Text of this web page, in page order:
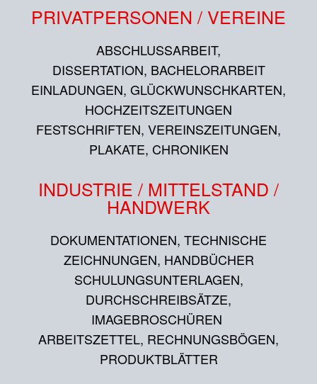
PRIVATPERSONEN / VEREINE
ABSCHLUSSARBEIT,
DISSERTATION, BACHELORARBEIT
EINLADUNGEN, GLÜCKWUNSCHKARTEN,
HOCHZEITSZEITUNGEN
FESTSCHRIFTEN, VEREINSZEITUNGEN,
PLAKATE, CHRONIKEN
INDUSTRIE / MITTELSTAND /
HANDWERK
DOKUMENTATIONEN, TECHNISCHE
ZEICHNUNGEN, HANDBÜCHER
SCHULUNGSUNTERLAGEN,
DURCHSCHREIBSÄTZE,
IMAGEBROSCHÜREN
ARBEITSZETTEL, RECHNUNGSBÖGEN,
PRODUKTBLÄTTER